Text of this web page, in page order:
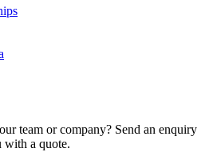
team or company? Send an enquiry
with a quote.